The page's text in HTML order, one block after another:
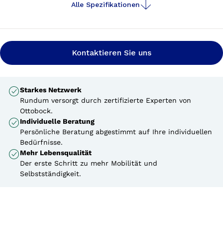
Alle Spezifikationen
Kontaktieren Sie uns
Starkes Netzwerk
Rundum versorgt durch zertifizierte Experten von
Ottobock.
Individuelle Beratung
Persönliche Beratung abgestimmt auf Ihre individuellen
Bedürfnisse.
Mehr Lebensqualität
Der erste Schritt zu mehr Mobilität und
Selbstständigkeit.